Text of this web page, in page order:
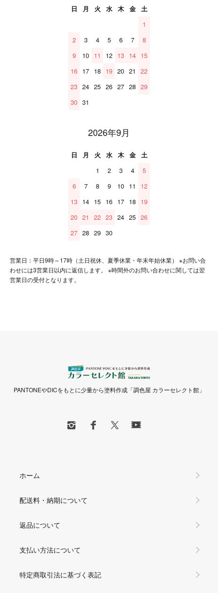
日 月 火 水 木 金
土
1
2
3 4 5 6 7
8
9
10 11 12 13 14 15
16 17 18 19 20 21
22
23 24 25 26 27 28 29
30 31
2026年9月
日 月 火 水 木 金
土
1
2 3 4
5
6
7 8 9 10 11
12
13 14 15 16 17 18 19
20 21 22 23 24 25 26
27 28 29 30
営業日：平日9時～17時（土日祝休、夏季休業・年末年始休業） ※お問い合
わせには3営業日以内に返信します。 ※時間外のお問い合わせに関しては翌
営業日の受付となります。
PANTONEやDICをもとに少量から塗料作成「調色屋 カラーセレクト館」
ホーム
配送料・納期について
返品について
支払い方法について
特定商取引法に基づく表記